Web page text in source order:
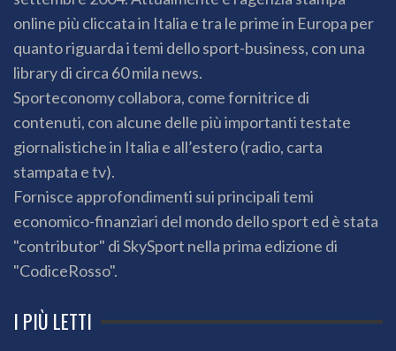
online più cliccata in Italia e tra le prime in Europa per
quanto riguarda i temi dello sport-business, con una
library di circa 60 mila news.
Sporteconomy collabora, come fornitrice di
contenuti, con alcune delle più importanti testate
giornalistiche in Italia e all’estero (radio, carta
stampata e tv).
Fornisce approfondimenti sui principali temi
economico-finanziari del mondo dello sport ed è stata
"contributor" di SkySport nella prima edizione di
"CodiceRosso".
I PIÙ LETTI